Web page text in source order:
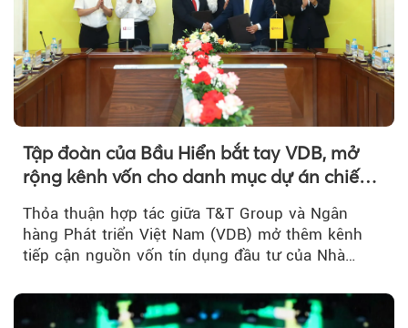
Tập đoàn của Bầu Hiển bắt tay VDB, mở
rộng kênh vốn cho danh mục dự án chiến
Thỏa thuận hợp tác giữa T&T Group và Ngân
hàng Phát triển Việt Nam (VDB) mở thêm kênh
tiếp cận nguồn vốn tín dụng đầu tư của Nhà